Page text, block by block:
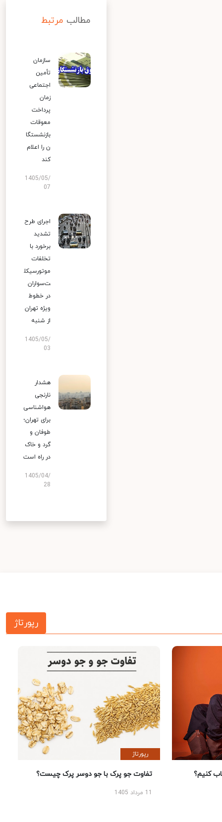
مطالب مرتبط
سازمان
تأمین
اجتماعی
زمان
پرداخت
معوقات
بازنشستگا
ن را اعلام
کند
1405/05/
07
اجرای طرح
تشدید
برخورد با
تخلفات
موتورسیکل
ت‌سواران
در خطوط
ویژه تهران
از شنبه
1405/05/
03
هشدار
نارنجی
هواشناسی
برای تهران؛
طوفان و
گرد و خاک
در راه است
1405/04/
28
رپورتاژ
کنیم؟
رپورتاژ
تفاوت جو پرک با جو دوسر پرک چیست؟